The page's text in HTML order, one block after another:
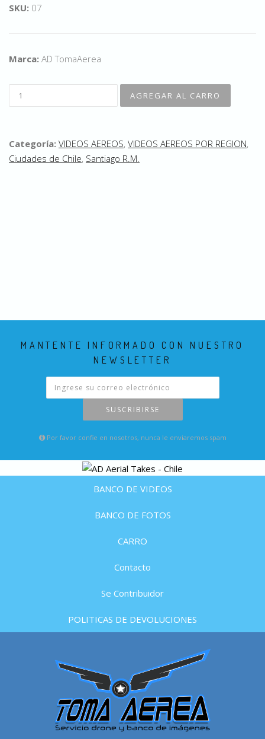
SKU: 07
Marca: AD TomaAerea
Categoría: VIDEOS AEREOS, VIDEOS AEREOS POR REGION,
Ciudades de Chile, Santiago R.M.
MANTENTE INFORMADO CON NUESTRO
NEWSLETTER
SUSCRIBIRSE
Por favor confie en nosotros, nunca le enviaremos spam
BANCO DE VIDEOS
BANCO DE FOTOS
CARRO
Contacto
Se Contribuidor
POLITICAS DE DEVOLUCIONES